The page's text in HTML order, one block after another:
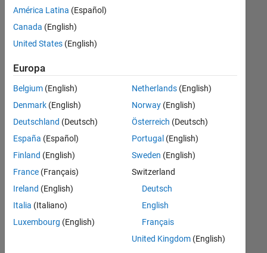
es
keine
offenen
Stellen,
Ihren
Suchkriterien
entsprechen.
können
die
Suchkriterien
weiter
fassen
oder
alle
Stellenangebote
anzeigen .
América Latina (Español)
Canada (English)
United States (English)
Europa
Belgium (English)
Denmark (English)
Deutschland (Deutsch)
España (Español)
Finland (English)
France (Français)
Ireland (English)
Italia (Italiano)
Luxembourg (English)
Netherlands(English)
Norway(English)
Österreich (Deutsch)
Portugal (English)
Sweden (English)
Switzerland
Deutsch
English
Français
United Kingdom(English)